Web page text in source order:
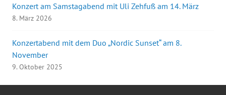
Konzert am Samstagabend mit Uli Zehfuß am 14. März
8. März 2026
Konzertabend mit dem Duo „Nordic Sunset“ am 8.
November
9. Oktober 2025